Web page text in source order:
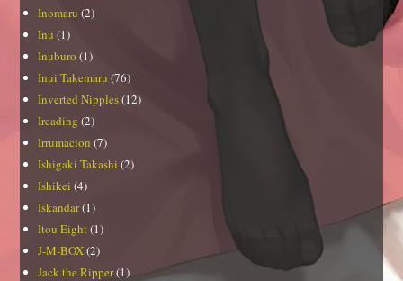
Inomaru (2)
Inu (1)
Inuburo (1)
Inui Takemaru (76)
Inverted Nipples(12)
Ireading (2)
Irrumacion (7)
Ishigaki Takashi (2)
Ishikei (4)
Iskandar(1)
Itou Eight (1)
J-M-BOX(2)
Jack the Ripper(1)